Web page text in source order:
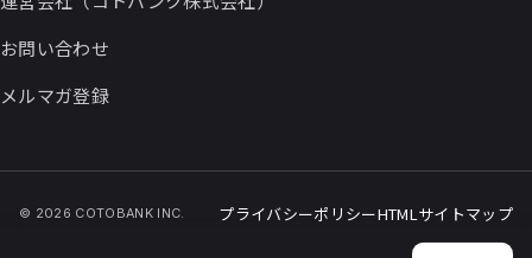
お問い合わせ
メルマガ登録
© 2026 COTOBANK INC. プライバシーポリシーHTMLサイトマップ